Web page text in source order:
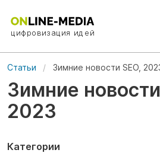
цифровизация идей
Статьи Зимние новости SEO,
Зимние
2023
Категории